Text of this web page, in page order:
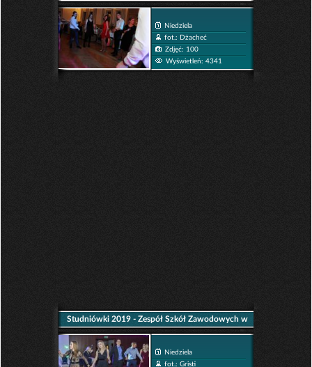
Niedziela
fot.: Dżacheć
Zdjęć: 100
Wyświetleń: 4341
Studniówki 2019 - Zespół Szkół Zawodowych w
Brzegu
Niedziela
fot.: Gristi